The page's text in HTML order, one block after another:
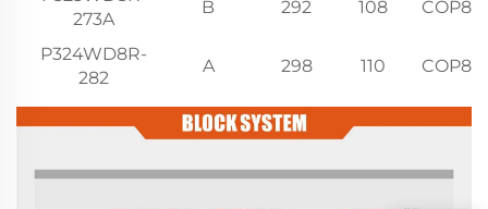
273A
B 292 108
P324WD8R-
282
A 298 110